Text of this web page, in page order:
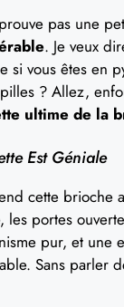
pas une
. Je veux
si vous êtes en
? Allez,
ultime de la
Est Géniale
cette brioche
les portes
pur, et
Sans parler